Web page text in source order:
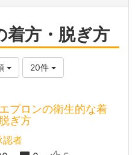
着方・脱ぎ方
20件
プロンの衛生的な着
ぎ方
認者